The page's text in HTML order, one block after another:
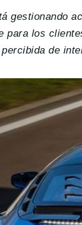
gestionando
para los
de